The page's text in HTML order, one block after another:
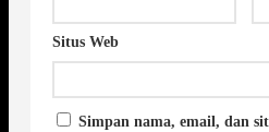
Situs Web
Simpan nama, email, dan